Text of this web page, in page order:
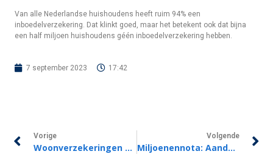
Van alle Nederlandse huishoudens heeft ruim 94% een
inboedelverzekering. Dat klinkt goed, maar het betekent ook dat bijna
een half miljoen huishoudens géén inboedelverzekering hebben.
7 september 2023 17:42
Vorige
Woonverzekeringen Duurder Door Hoger Risico Verzekeraars
Volgende
Miljoenennota: Aandacht Voor Armoedebestrijding, Koopkracht Iets Omhoog